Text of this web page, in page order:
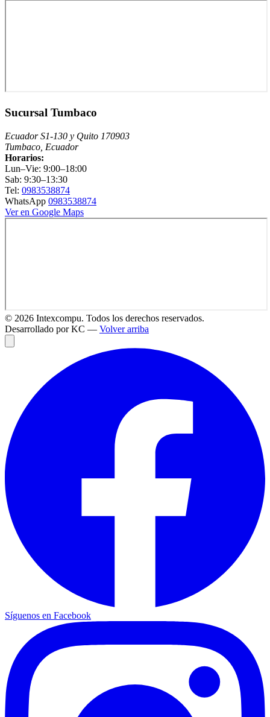
Sucursal Tumbaco
Ecuador S1-130 y Quito 170903
Tumbaco, Ecuador
Horarios:
Lun–Vie: 9:00–18:00
Sab: 9:30–13:30
Tel: 0983538874
WhatsApp 0983538874
Ver en Google Maps
© 2026 Intexcompu. Todos los derechos reservados.
Desarrollado por KC — Volver arriba
Síguenos en Facebook